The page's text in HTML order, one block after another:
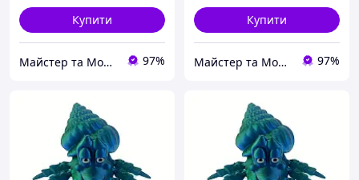
Купити
Майстер та Модниця 97%
Купити
Майстер та Модниця 97%